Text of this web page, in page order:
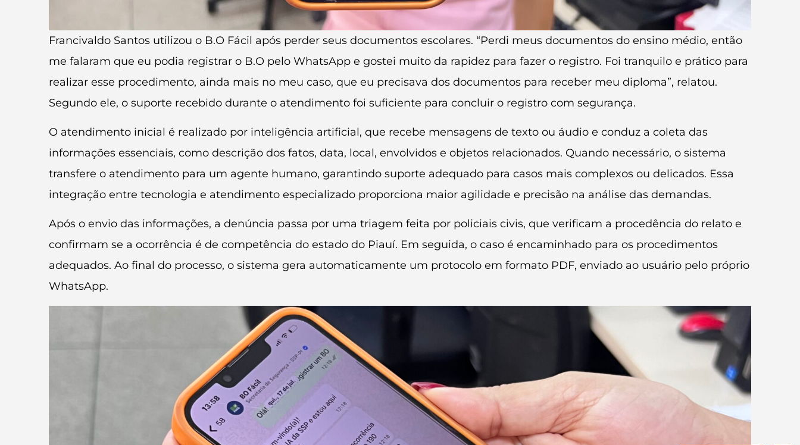
Francivaldo Santos utilizou o B.O Fácil após perder seus documentos escolares. “Perdi meus documentos do ensino médio, então
me falaram que eu podia registrar o B.O pelo WhatsApp e gostei muito da rapidez para fazer o registro. Foi tranquilo e prático para
realizar esse procedimento, ainda mais no meu caso, que eu precisava dos documentos para receber meu diploma”, relatou.
Segundo ele, o suporte recebido durante o atendimento foi suficiente para concluir o registro com segurança.
O atendimento inicial é realizado por inteligência artificial, que recebe mensagens de texto ou áudio e conduz a coleta das
informações essenciais, como descrição dos fatos, data, local, envolvidos e objetos relacionados. Quando necessário, o sistema
transfere o atendimento para um agente humano, garantindo suporte adequado para casos mais complexos ou delicados. Essa
integração entre tecnologia e atendimento especializado proporciona maior agilidade e precisão na análise das demandas.
Após o envio das informações, a denúncia passa por uma triagem feita por policiais civis, que verificam a procedência do relato e
confirmam se a ocorrência é de competência do estado do Piauí. Em seguida, o caso é encaminhado para os procedimentos
adequados. Ao final do processo, o sistema gera automaticamente um protocolo em formato PDF, enviado ao usuário pelo próprio
WhatsApp.